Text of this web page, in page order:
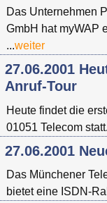
Das Unternehmen
GmbH hat myWAP
...weiter
27.06.2001
Anruf-Tour
Heute findet die
01051 Telecom
27.06.2001
Das Münchener
bietet eine ISDN-